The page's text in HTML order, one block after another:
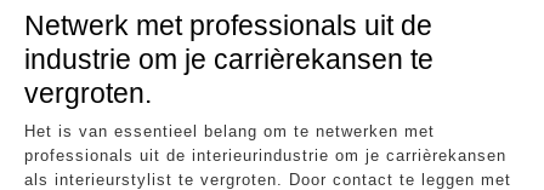
Netwerk met professionals uit de
industrie om je carrièrekansen te
vergroten.
Het is van essentieel belang om te netwerken met
professionals uit de interieurindustrie om je carrièrekansen
als interieurstylist te vergroten. Door contact te leggen met